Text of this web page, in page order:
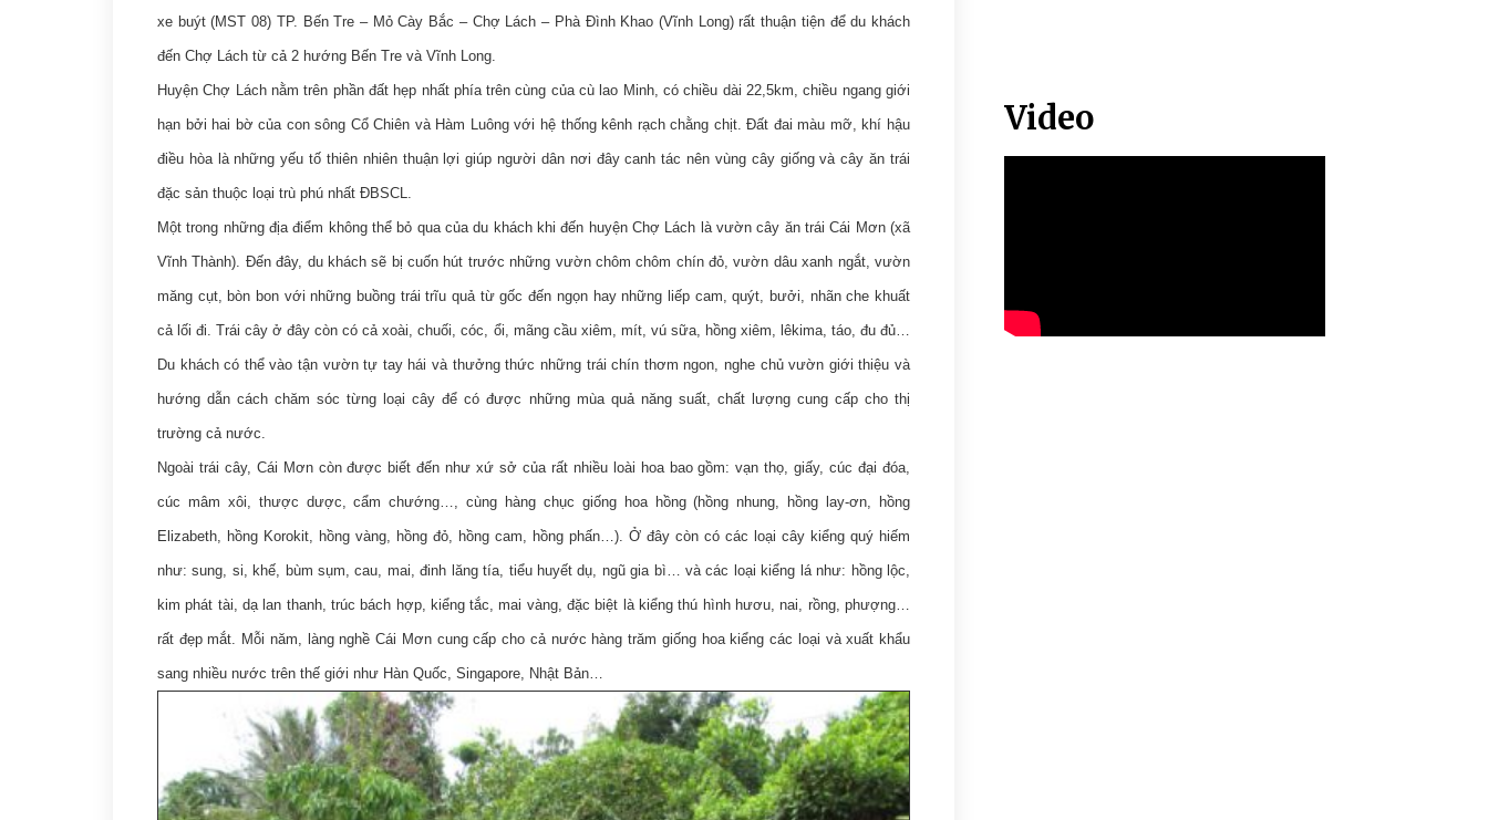
xe buýt (MST 08) TP. Bến Tre – Mỏ Cày Bắc – Chợ Lách – Phà Đình Khao (Vĩnh Long) rất thuận tiện để du khách
đến Chợ Lách từ cả 2 hướng Bến Tre và Vĩnh Long.
Huyện Chợ Lách nằm trên phần đất hẹp nhất phía trên cùng của cù lao Minh, có chiều dài 22,5km, chiều ngang giới
hạn bởi hai bờ của con sông Cổ Chiên và Hàm Luông với hệ thống kênh rạch chằng chịt. Đất đai màu mỡ, khí hậu
điều hòa là những yếu tố thiên nhiên thuận lợi giúp người dân nơi đây canh tác nên vùng cây giống và cây ăn trái
đặc sản thuộc loại trù phú nhất ĐBSCL.
Một trong những địa điểm không thể bỏ qua của du khách khi đến huyện Chợ Lách là vườn cây ăn trái Cái Mơn (xã
Vĩnh Thành). Đến đây, du khách sẽ bị cuốn hút trước những vườn chôm chôm chín đỏ, vườn dâu xanh ngắt, vườn
măng cụt, bòn bon với những buồng trái trĩu quả từ gốc đến ngọn hay những liếp cam, quýt, bưởi, nhãn che khuất
cả lối đi. Trái cây ở đây còn có cả xoài, chuối, cóc, ổi, mãng cầu xiêm, mít, vú sữa, hồng xiêm, lêkima, táo, đu đủ…
Du khách có thể vào tận vườn tự tay hái và thưởng thức những trái chín thơm ngon, nghe chủ vườn giới thiệu và
hướng dẫn cách chăm sóc từng loại cây để có được những mùa quả năng suất, chất lượng cung cấp cho thị
trường cả nước.
Ngoài trái cây, Cái Mơn còn được biết đến như xứ sở của rất nhiều loài hoa bao gồm: vạn thọ, giấy, cúc đại đóa,
cúc mâm xôi, thược dược, cẩm chướng…, cùng hàng chục giống hoa hồng (hồng nhung, hồng lay-ơn, hồng
Elizabeth, hồng Korokit, hồng vàng, hồng đỏ, hồng cam, hồng phấn…). Ở đây còn có các loại cây kiểng quý hiếm
như: sung, si, khế, bùm sụm, cau, mai, đinh lăng tía, tiểu huyết dụ, ngũ gia bì… và các loại kiểng lá như: hồng lộc,
kim phát tài, dạ lan thanh, trúc bách hợp, kiểng tắc, mai vàng, đặc biệt là kiểng thú hình hươu, nai, rồng, phượng…
rất đẹp mắt. Mỗi năm, làng nghề Cái Mơn cung cấp cho cả nước hàng trăm giống hoa kiểng các loại và xuất khẩu
sang nhiều nước trên thế giới như Hàn Quốc, Singapore, Nhật Bản…
Video